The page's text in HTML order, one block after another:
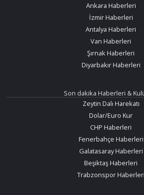
Ankara Haberleri
İzmir Haberleri
Antalya Haberleri
Van Haberleri
Şırnak Haberleri
Diyarbakır Haberleri
Son dakika Haberleri &
Zeytin Dalı Harekatı
Dolar/Euro Kur
CHP Haberleri
Fenerbahçe Haberleri
Galatasaray Haberleri
Beşiktaş Haberleri
Trabzonspor Haberleri